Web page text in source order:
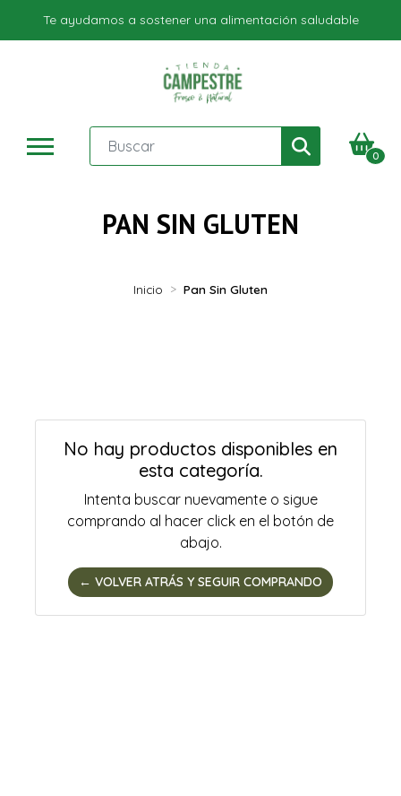
Te ayudamos a sostener una alimentación saludable
0
PAN SIN GLUTEN
Inicio Pan Sin Gluten
No hay productos disponibles en
esta categoría.
Intenta buscar nuevamente o sigue
comprando al hacer click en el botón de
abajo.
← VOLVER ATRÁS Y SEGUIR COMPRANDO